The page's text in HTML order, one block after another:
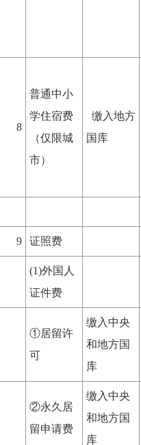
8
普通中小
学住宿费
（仅限城
市）
缴入地方
国库
9 证照费
(1)外国人
证件费
①居留许
可
缴入中央
和地方国
库
②永久居
留申请费
缴入中央
和地方国
库